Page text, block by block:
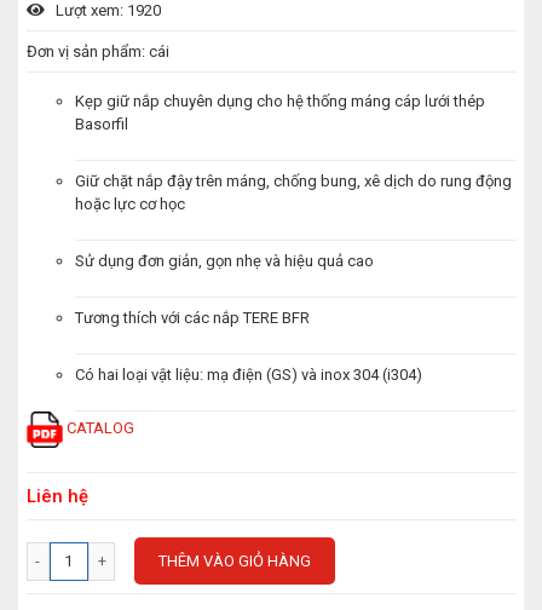
Lượt xem: 1920
Đơn vị sản phẩm: cái
Kẹp giữ nắp chuyên dụng cho hệ thống máng cáp lưới thép
Basorfil
Giữ chặt nắp đậy trên máng, chống bung, xê dịch do rung động
hoặc lực cơ học
Sử dụng đơn giản, gọn nhẹ và hiệu quả cao
Tương thích với các nắp TERE BFR
Có hai loại vật liệu: mạ điện (GS) và inox 304 (i304)
CATALOG
Liên hệ
THÊM VÀO GIỎ HÀNG